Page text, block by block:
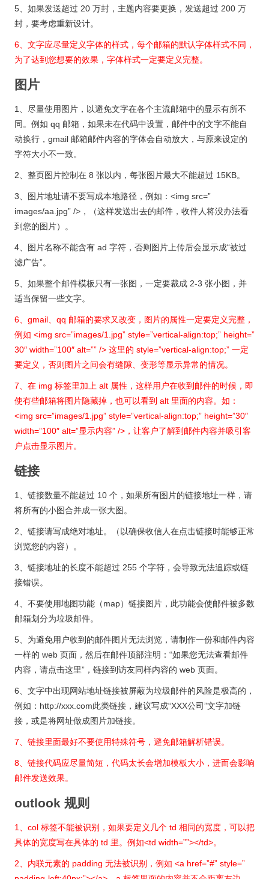
5、如果发送超过 20 万封，主题内容要更换，发送超过 200 万
封，要考虑重新设计。
6、文字应尽量定义字体的样式，每个邮箱的默认字体样式不同，
为了达到您想要的效果，字体样式一定要定义完整。
图片
1、尽量使用图片，以避免文字在各个主流邮箱中的显示有所不
同。例如 qq 邮箱，如果未在代码中设置，邮件中的文字不能自
动换行，gmail 邮箱邮件内容的字体会自动放大，与原来设定的
字符大小不一致。
2、整页图片控制在 8 张以内，每张图片最大不能超过 15KB。
3、图片地址请不要写成本地路径，例如：<img src=”
images/aa.jpg” />，（这样发送出去的邮件，收件人将没办法看
到您的图片）。
4、图片名称不能含有 ad 字符，否则图片上传后会显示成“被过
滤广告”。
5、如果整个邮件模板只有一张图，一定要裁成 2-3 张小图，并
适当保留一些文字。
6、gmail、qq 邮箱的要求又改变，图片的属性一定要定义完整，
例如 <img src=”images/1.jpg” style=”vertical-align:top;” height=”
30″ width=”100″ alt=”” /> 这里的 style=”vertical-align:top;” 一定
要定义，否则图片之间会有缝隙、变形等显示异常的情况。
7、在 img 标签里加上 alt 属性，这样用户在收到邮件的时候，即
使有些邮箱将图片隐藏掉，也可以看到 alt 里面的内容。如：
<img src=”images/1.jpg” style=”vertical-align:top;” height=”30″
width=”100″ alt=”显示内容” />，让客户了解到邮件内容并吸引客
户点击显示图片。
链接
1、链接数量不能超过 10 个，如果所有图片的链接地址一样，请
将所有的小图合并成一张大图。
2、链接请写成绝对地址。（以确保收信人在点击链接时能够正常
浏览您的内容）。
3、链接地址的长度不能超过 255 个字符，会导致无法追踪或链
接错误。
4、不要使用地图功能（map）链接图片，此功能会使邮件被多数
邮箱划分为垃圾邮件。
5、为避免用户收到的邮件图片无法浏览，请制作一份和邮件内容
一样的 web 页面，然后在邮件顶部注明：“如果您无法查看邮件
内容，请点击这里”，链接到访友同样内容的 web 页面。
6、文字中出现网站地址链接被屏蔽为垃圾邮件的风险是极高的，
例如：http://xxx.com此类链接，建议写成“XXX公司”文字加链
接，或是将网址做成图片加链接。
7、链接里面最好不要使用特殊符号，避免邮箱解析错误。
8、链接代码应尽量简短，代码太长会增加模板大小，进而会影响
邮件发送效果。
outlook 规则
1、col 标签不能被识别，如果要定义几个 td 相同的宽度，可以把
具体的宽度写在具体的 td 里。例如<td width=””></td>。
2、内联元素的 padding 无法被识别，例如 <a href=”#” style=”